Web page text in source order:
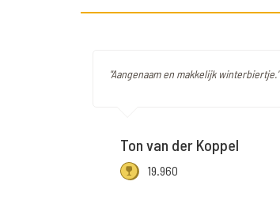
"Aangenaam en makkelijk winterbiertje."
Ton van der Koppel
19.960